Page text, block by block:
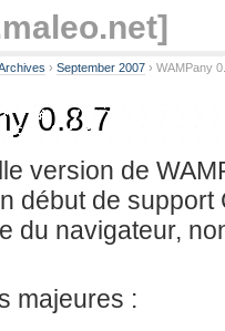
› September 2007 › WAMPany
0.8.7
version de
début de
du navigateur,
majeures :